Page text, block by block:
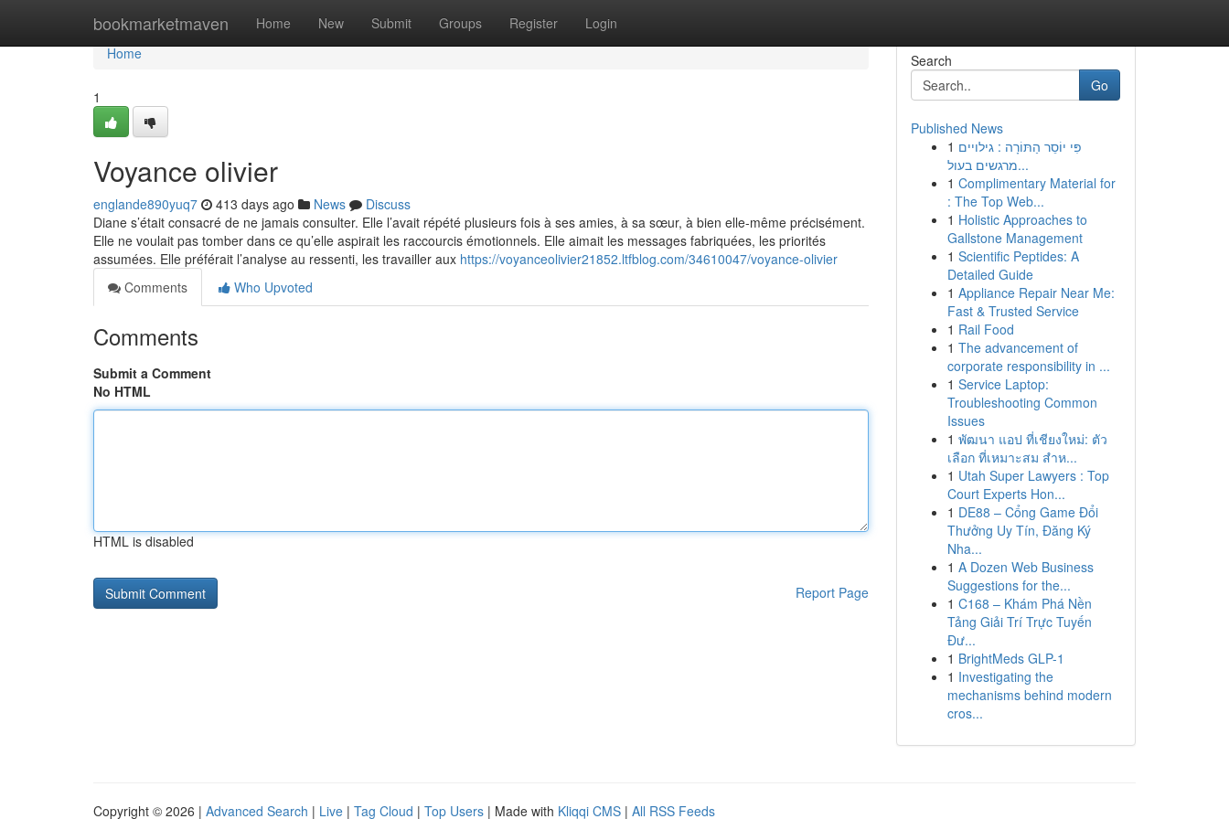
bookmarketmaven Home New Submit Groups Register Login
Home
Home
1
Voyance olivier
englande890yuq7 413 days ago News
Discuss
Diane s’était consacré de ne jamais consulter. Elle l’avait répété plusieurs fois à ses amies, à sa sœur, à bien elle-même précisément.
Elle ne voulait pas tomber dans ce qu’elle aspirait les raccourcis émotionnels. Elle aimait les messages fabriquées, les priorités
assumées. Elle préférait l’analyse au ressenti, les travailler aux https://voyanceolivier21852.ltfblog.com/34610047/voyance-olivier
Comments
Who Upvoted
Comments
Submit a Comment
No HTML
HTML is disabled
Report Page
Search
Go
Published News
1 פִּי יוֹסֵר הַתּוֹרָה : גילויים
מרגשים בעול...
1 Complimentary Material for
: The Top Web...
1 Holistic Approaches to
Gallstone Management
1 Scientific Peptides: A
Detailed Guide
1 Appliance Repair Near Me:
Fast & Trusted Service
1 Rail Food
1 The advancement of
corporate responsibility in ...
1 Service Laptop:
Troubleshooting Common
Issues
1 พัฒนา แอป ที่เชียงใหม่: ตัว
เลือก ที่เหมาะสม สำห...
1 Utah Super Lawyers : Top
Court Experts Hon...
1 DE88 – Cổng Game Đổi
Thưởng Uy Tín, Đăng Ký
Nha...
1 A Dozen Web Business
Suggestions for the...
1 C168 – Khám Phá Nền
Tảng Giải Trí Trực Tuyến
Đư...
1 BrightMeds GLP-1
1 Investigating the
mechanisms behind modern
cros...
Copyright © 2026 | Advanced Search | Live | Tag Cloud | Top Users | Made with Kliqqi CMS | All RSS Feeds